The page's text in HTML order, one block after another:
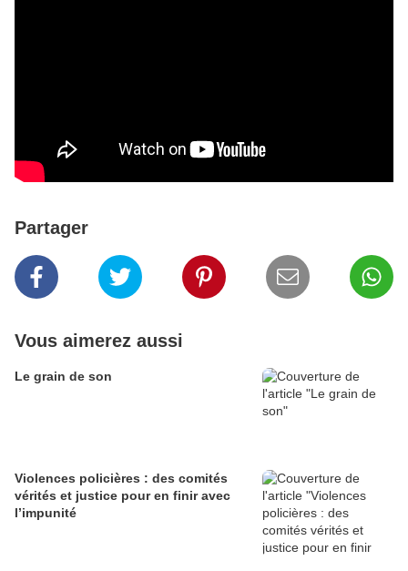
Partager
Vous aimerez aussi
Le grain de son
Violences policières : des comités
vérités et justice pour en finir avec
l’impunité